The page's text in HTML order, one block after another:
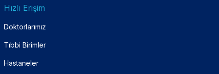
Hızlı Erişim
Doktorlarımız
Tıbbi Birimler
Hastaneler